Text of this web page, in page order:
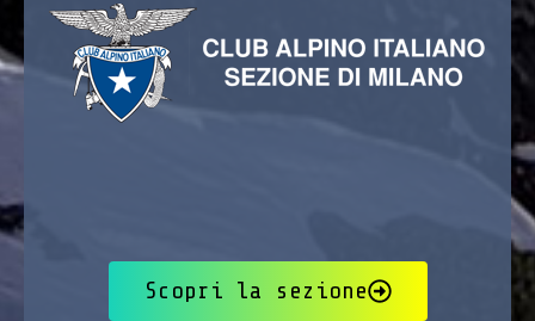
Scopri la sezione